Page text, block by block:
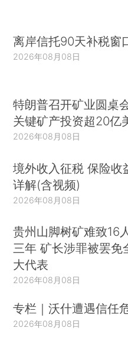
离岸信托90天补税窗
2026年08月08日
特朗普召开矿业圆桌
关键矿产投资超20亿
2026年08月08日
境外收入征税 保险收
详解(含视频)
2026年08月08日
贵州山脚树矿难致16
三年 矿长涉罪被罢免
大代表
2026年08月08日
专栏｜沃什遭遇信任
2026年08月08日